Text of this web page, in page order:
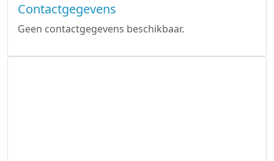
Contactgegevens
Geen contactgegevens beschikbaar.